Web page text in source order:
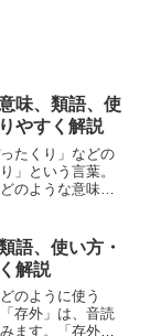
味、類語、使
やすく解説
たくり」などの
」という言葉。
のような意味の
ながら、わかり
。...
語、使い方・
解説
のように使う
存外」は、音読
ます。「存外」